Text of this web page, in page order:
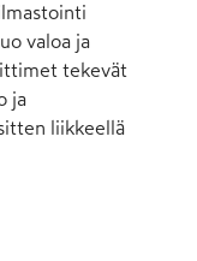
valoa ja
tekevät
ja
liikkeellä